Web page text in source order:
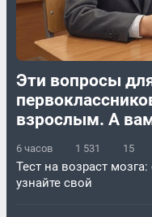
Эти вопросы
взрослым. А
6 часов 1 531 15
Тест на возраст
узнайте свой